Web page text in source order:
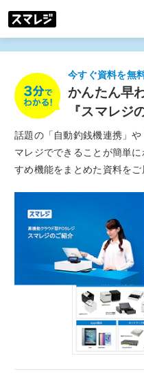
今すぐ資料を無
かんたん早
『スマレジ
話題の「自動釣銭機連携」
マレジでできることが簡単
すめ機能をまとめた資料をご